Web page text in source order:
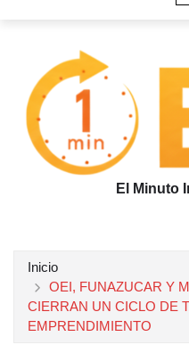
El Minuto
Inicio
OEI, FUNAZUCAR Y
CIERRAN UN CICLO DE
EMPRENDIMIENTO